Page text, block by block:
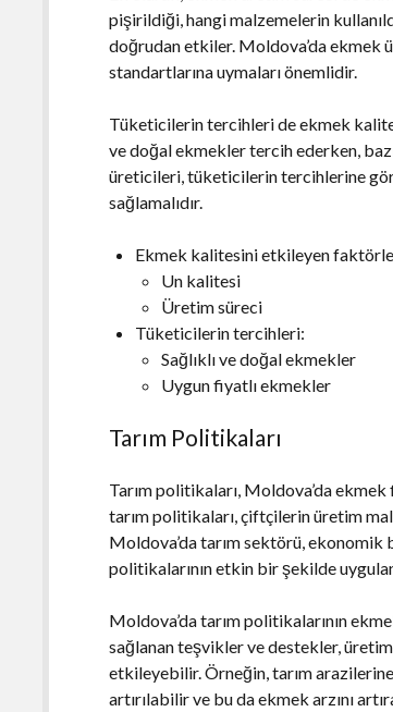
pişirildiği, hangi malzemelerin
doğrudan etkiler. Moldova’da
standartlarına uymaları önemlidir.
Tüketicilerin tercihleri de ekmek
ve doğal ekmekler tercih ederken,
üreticileri, tüketicilerin tercihlerine
sağlamalıdır.
Ekmek kalitesini etkileyen
Un kalitesi
Üretim süreci
Tüketicilerin tercihleri:
Sağlıklı ve doğal ekmekler
Uygun fiyatlı ekmekler
Tarım Politikaları
Tarım politikaları, Moldova’da
tarım politikaları, çiftçilerin üretim
Moldova’da tarım sektörü, ekonomik
politikalarının etkin bir şekilde
Moldova’da tarım politikalarının
sağlanan teşvikler ve destekler,
etkileyebilir. Örneğin, tarım
artırılabilir ve bu da ekmek arzını